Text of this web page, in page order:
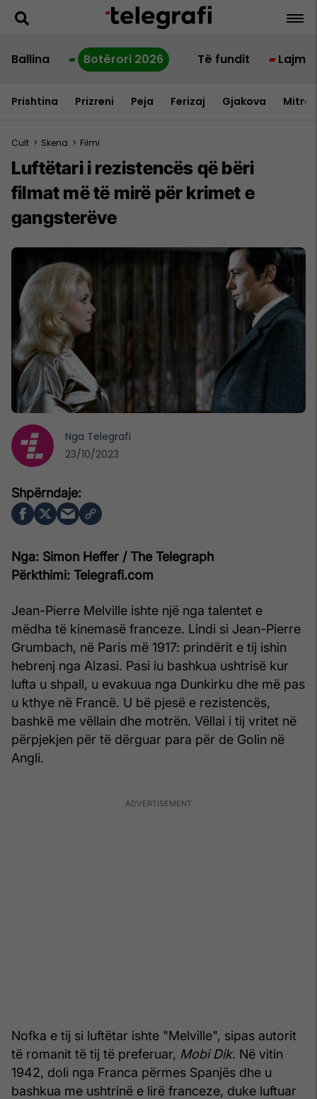
Ballina Botërori 2026 Të fundit Lajme
Prishtina Prizreni Peja Ferizaj Gjakova
Cult > Skena > Filmi
Luftëtari i rezistencës që bëri
filmat më të mirë për krimet e
gangsterëve
Nga: Simon Heffer / The Telegraph
Përkthimi: Telegrafi.com
Jean-Pierre Melville ishte një nga talentet e
mëdha të kinemasë franceze. Lindi si Jean-Pierre
Grumbach, në Paris më 1917: prindërit e tij ishin
hebrenj nga Alzasi. Pasi iu bashkua ushtrisë kur
lufta u shpall, u evakuua nga Dunkirku dhe më pas
u kthye në Francë. U bë pjesë e rezistencës,
bashkë me vëllain dhe motrën. Vëllai i tij vritet në
përpjekjen për të dërguar para për de Golin në
Angli.
Nofka e tij si luftëtar ishte "Melville", sipas autorit
të romanit të tij të preferuar, Mobi Dik. Në vitin
1942, doli nga Franca përmes Spanjës dhe u
bashkua me ushtrinë e lirë franceze, duke luftuar
Nga Telegrafi
23/10/2023